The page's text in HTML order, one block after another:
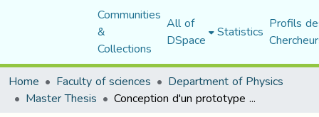
Communities
&
Collections
All of
DSpace Statistics Profils
Home
Faculty of sciences Department of Physics
Master Thesis Conception d'un prototype d' arbre solaire au sein du pôle universitaire de M'sila